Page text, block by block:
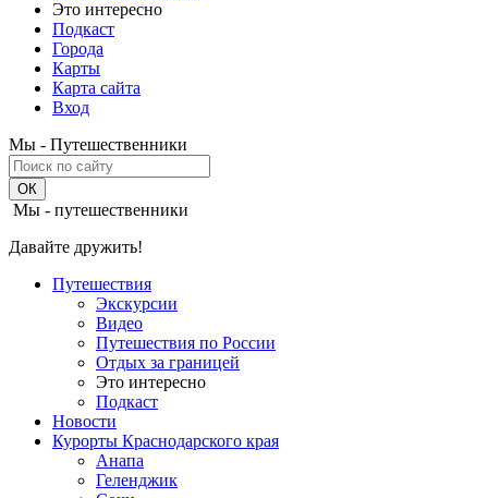
Это интересно
Подкаст
Города
Карты
Карта сайта
Вход
Мы - Путешественники
Мы - путешественники
Давайте дружить!
Путешествия
Экскурсии
Видео
Путешествия по России
Отдых за границей
Это интересно
Подкаст
Новости
Курорты Краснодарского края
Анапа
Геленджик